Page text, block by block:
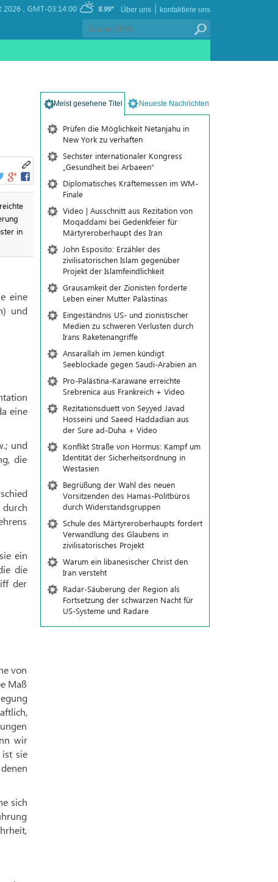
, GMT-03:14:00 8.99° kontaktiere uns
|
Über uns
in
eine
und
eine
und
die
durch
ein
die
der
von
Maß
wir
ist sie
sich
Meist gesehene Titel Neueste Nachrichten
Prüfen die Möglichkeit Netanjahu in
New York zu verhaften
Sechster internationaler Kongress
„Gesundheit bei Arbaeen“
Diplomatisches Kräftemessen im WM-
Finale
Video | Ausschnitt aus Rezitation von
Moqaddami bei Gedenkfeier für
Märtyreroberhaupt des Iran
John Esposito: Erzähler des
zivilisatorischen Islam gegenüber
Projekt der Islamfeindlichkeit
Grausamkeit der Zionisten forderte
Leben einer Mutter Palästinas
Eingeständnis US- und zionistischer
Medien zu schweren Verlusten durch
Irans Raketenangriffe
Ansarallah im Jemen kündigt
Seeblockade gegen Saudi-Arabien an
Pro-Palästina-Karawane erreichte
Srebrenica aus Frankreich + Video
Rezitationsduett von Seyyed Javad
Hosseini und Saeed Haddadian aus
der Sure ad-Duha + Video
Konflikt Straße von Hormus: Kampf um
Identität der Sicherheitsordnung in
Westasien
Begrüßung der Wahl des neuen
Vorsitzenden des Hamas-Politbüros
durch Widerstandsgruppen
Schule des Märtyreroberhaupts fordert
Verwandlung des Glaubens in
zivilisatorisches Projekt
Warum ein libanesischer Christ den
Iran versteht
Radar-Säuberung der Region als
Fortsetzung der schwarzen Nacht für
US-Systeme und Radare